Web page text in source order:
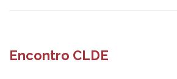
Encontro CLDE